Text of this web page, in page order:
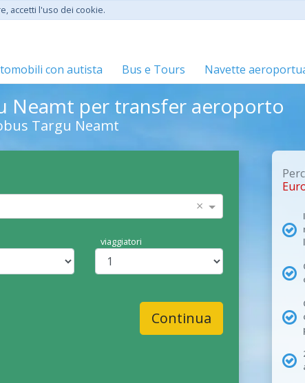
accetti l'uso dei cookie.
con autista Bus e Tours Navette
Neamt per transfer aeroporto
Targu Neamt
×
viaggiatori
Continua